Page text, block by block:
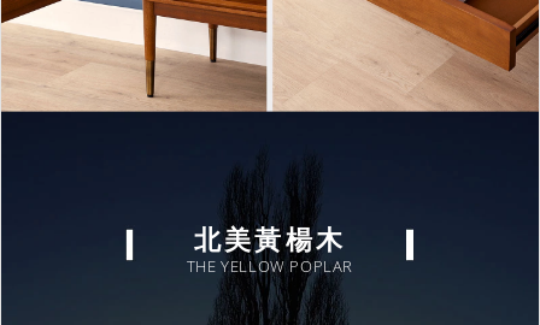
北美黃楊木
THE YELLOW POPLAR